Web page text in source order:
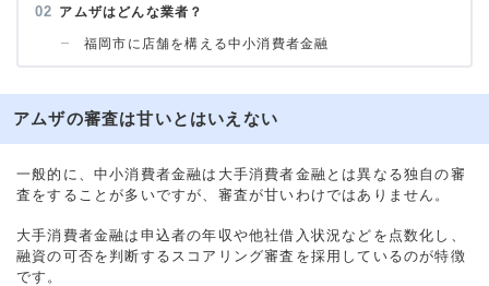
アムザはどんな業者？
福岡市に店舗を構える中小消費者金融
アムザの審査は甘いとはいえない
一般的に、中小消費者金融は大手消費者金融とは異なる独自の審
査をすることが多いですが、審査が甘いわけではありません。
大手消費者金融は申込者の年収や他社借入状況などを点数化し、
融資の可否を判断するスコアリング審査を採用しているのが特徴
です。